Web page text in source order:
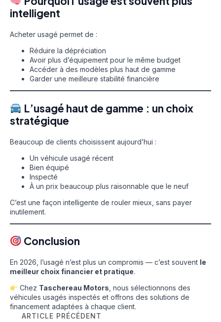
intelligent
Acheter usagé permet de :
Réduire la dépréciation
Avoir plus d’équipement pour le même budget
Accéder à des modèles plus haut de gamme
Garder une meilleure stabilité financière
L’usagé haut de gamme : un choix
stratégique
Beaucoup de clients choisissent aujourd’hui :
Un véhicule usagé récent
Bien équipé
Inspecté
À un prix beaucoup plus raisonnable que le neuf
C’est une façon intelligente de rouler mieux, sans payer
inutilement.
Conclusion
En 2026, l’usagé n’est plus un compromis — c’est souvent le
meilleur choix financier et pratique.
Chez Taschereau Motors , nous sélectionnons des
véhicules usagés inspectés et offrons des solutions de
financement adaptées à chaque client.
ARTICLE PRÉCÉDENT